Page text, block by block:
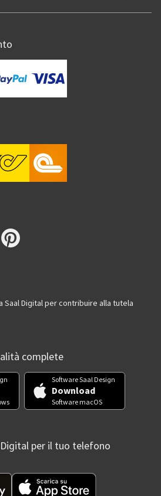
Saal Digital per contribuire alla tutela
complete
Software Saal Design
Download
Software macOS
Digital per il tuo telefono